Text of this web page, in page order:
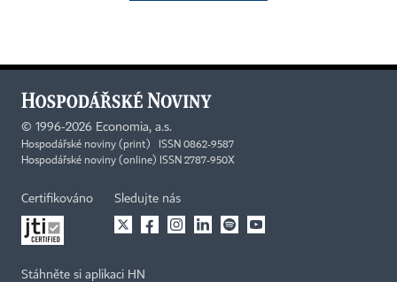
© 1996-2026 Economia, a.s.
Hospodářské noviny (print) ISSN 0862-9587
Hospodářské noviny (online) ISSN 2787-950X
Certifikováno Sledujte nás
Stáhněte si aplikaci HN